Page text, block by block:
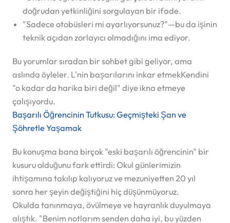
doğrudan yetkinliğini sorgulayan bir ifade.
"Sadece otobüsleri mi ayarlıyorsunuz?"—bu da işinin
teknik açıdan zorlayıcı olmadığını ima ediyor.
Bu yorumlar sıradan bir sohbet gibi geliyor, ama
aslında öyleler. L'nin başarılarını inkar etmekKendini
"o kadar da harika biri değil" diye ikna etmeye
çalışıyordu.
Başarılı Öğrencinin Tutkusu: Geçmişteki Şan ve
Şöhretle Yaşamak
Bu konuşma bana birçok "eski başarılı öğrencinin" bir
kusuru olduğunu fark ettirdi: Okul günlerimizin
ihtişamına takılıp kalıyoruz ve mezuniyetten 20 yıl
sonra her şeyin değiştiğini hiç düşünmüyoruz.
Okulda tanınmaya, övülmeye ve hayranlık duyulmaya
alıştık. "Benim notlarım senden daha iyi, bu yüzden